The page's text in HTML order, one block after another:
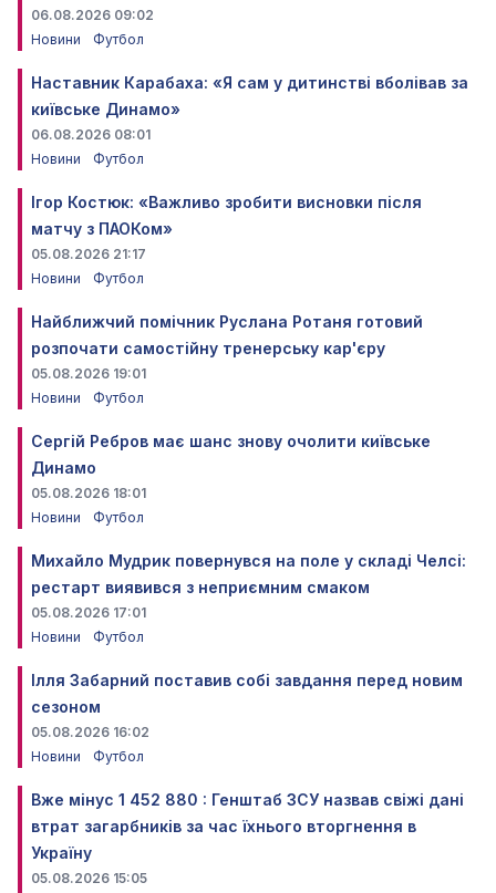
06.08.2026 09:02
Новини
Футбол
Наставник Карабаха: «Я сам у дитинстві вболівав за
київське Динамо»
06.08.2026 08:01
Новини
Футбол
Ігор Костюк: «Важливо зробити висновки після
матчу з ПАОКом»
05.08.2026 21:17
Новини
Футбол
Найближчий помічник Руслана Ротаня готовий
розпочати самостійну тренерську кар'єру
05.08.2026 19:01
Новини
Футбол
Сергій Ребров має шанс знову очолити київське
Динамо
05.08.2026 18:01
Новини
Футбол
Михайло Мудрик повернувся на поле у складі Челсі:
рестарт виявився з неприємним смаком
05.08.2026 17:01
Новини
Футбол
Ілля Забарний поставив собі завдання перед новим
сезоном
05.08.2026 16:02
Новини
Футбол
Вже мінус 1 452 880 : Генштаб ЗСУ назвав свіжі дані
втрат загарбників за час їхнього вторгнення в
Україну
05.08.2026 15:05